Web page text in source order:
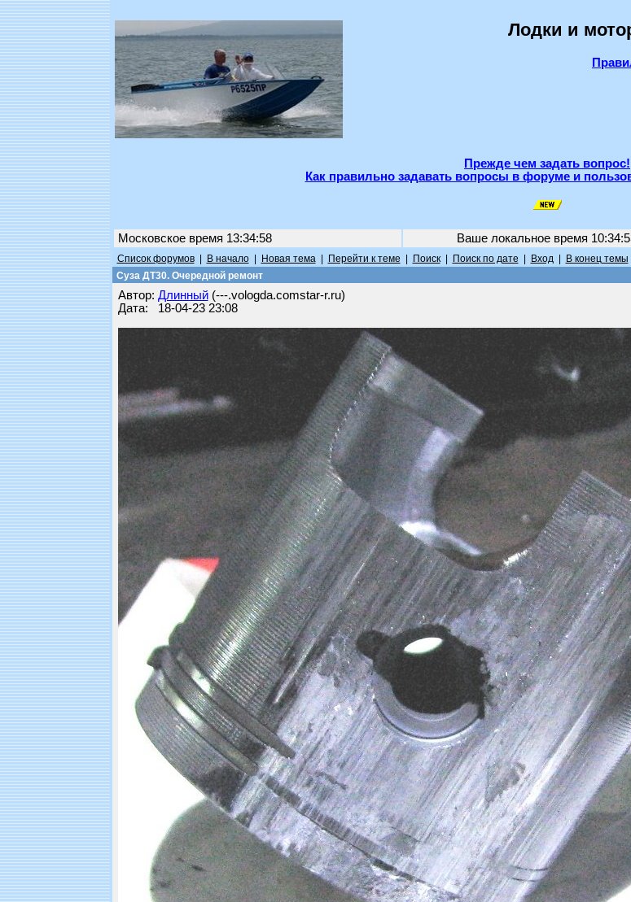
Лодки и
Прежде чем задать вопрос!
Как правильно задавать вопросы в форуме и
Московское время 13:34:58 Ваше локальное время
Список форумов| В начало| Новая тема| Перейти к теме Поиск| Поиск по дате Вход| В конец темы
Суза ДТ30. Очередной ремонт
Автор: Длинный(---.vologda.comstar-r.ru)
Дата: 18-04-23 23:08